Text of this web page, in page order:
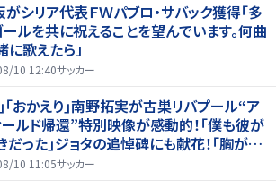
がシリア代表ＦＷパブロ・サバック獲得「多
ールを共に祝えることを望んでいます。何曲
に歌えたら」
10 12:40サッカー
｢おかえり｣南野拓実が古巣リバプール“ア
ールド帰還”特別映像が感動的！｢僕も彼が
だった｣ジョタの追悼碑にも献花！｢胸が熱
ます…｣
10 11:05サッカー